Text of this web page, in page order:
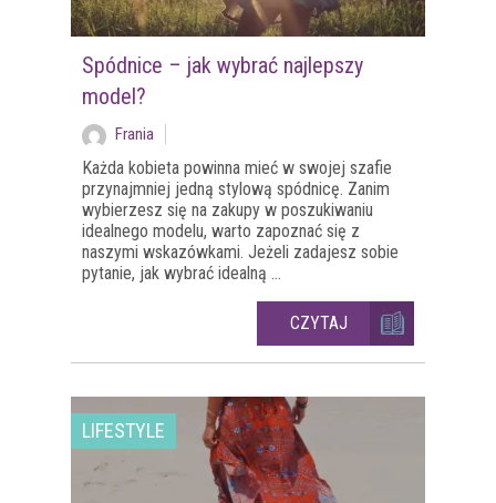
Spódnice – jak wybrać najlepszy
model?
Frania
Każda kobieta powinna mieć w swojej szafie
przynajmniej jedną stylową spódnicę. Zanim
wybierzesz się na zakupy w poszukiwaniu
idealnego modelu, warto zapoznać się z
naszymi wskazówkami. Jeżeli zadajesz sobie
pytanie, jak wybrać idealną ...
CZYTAJ
LIFESTYLE